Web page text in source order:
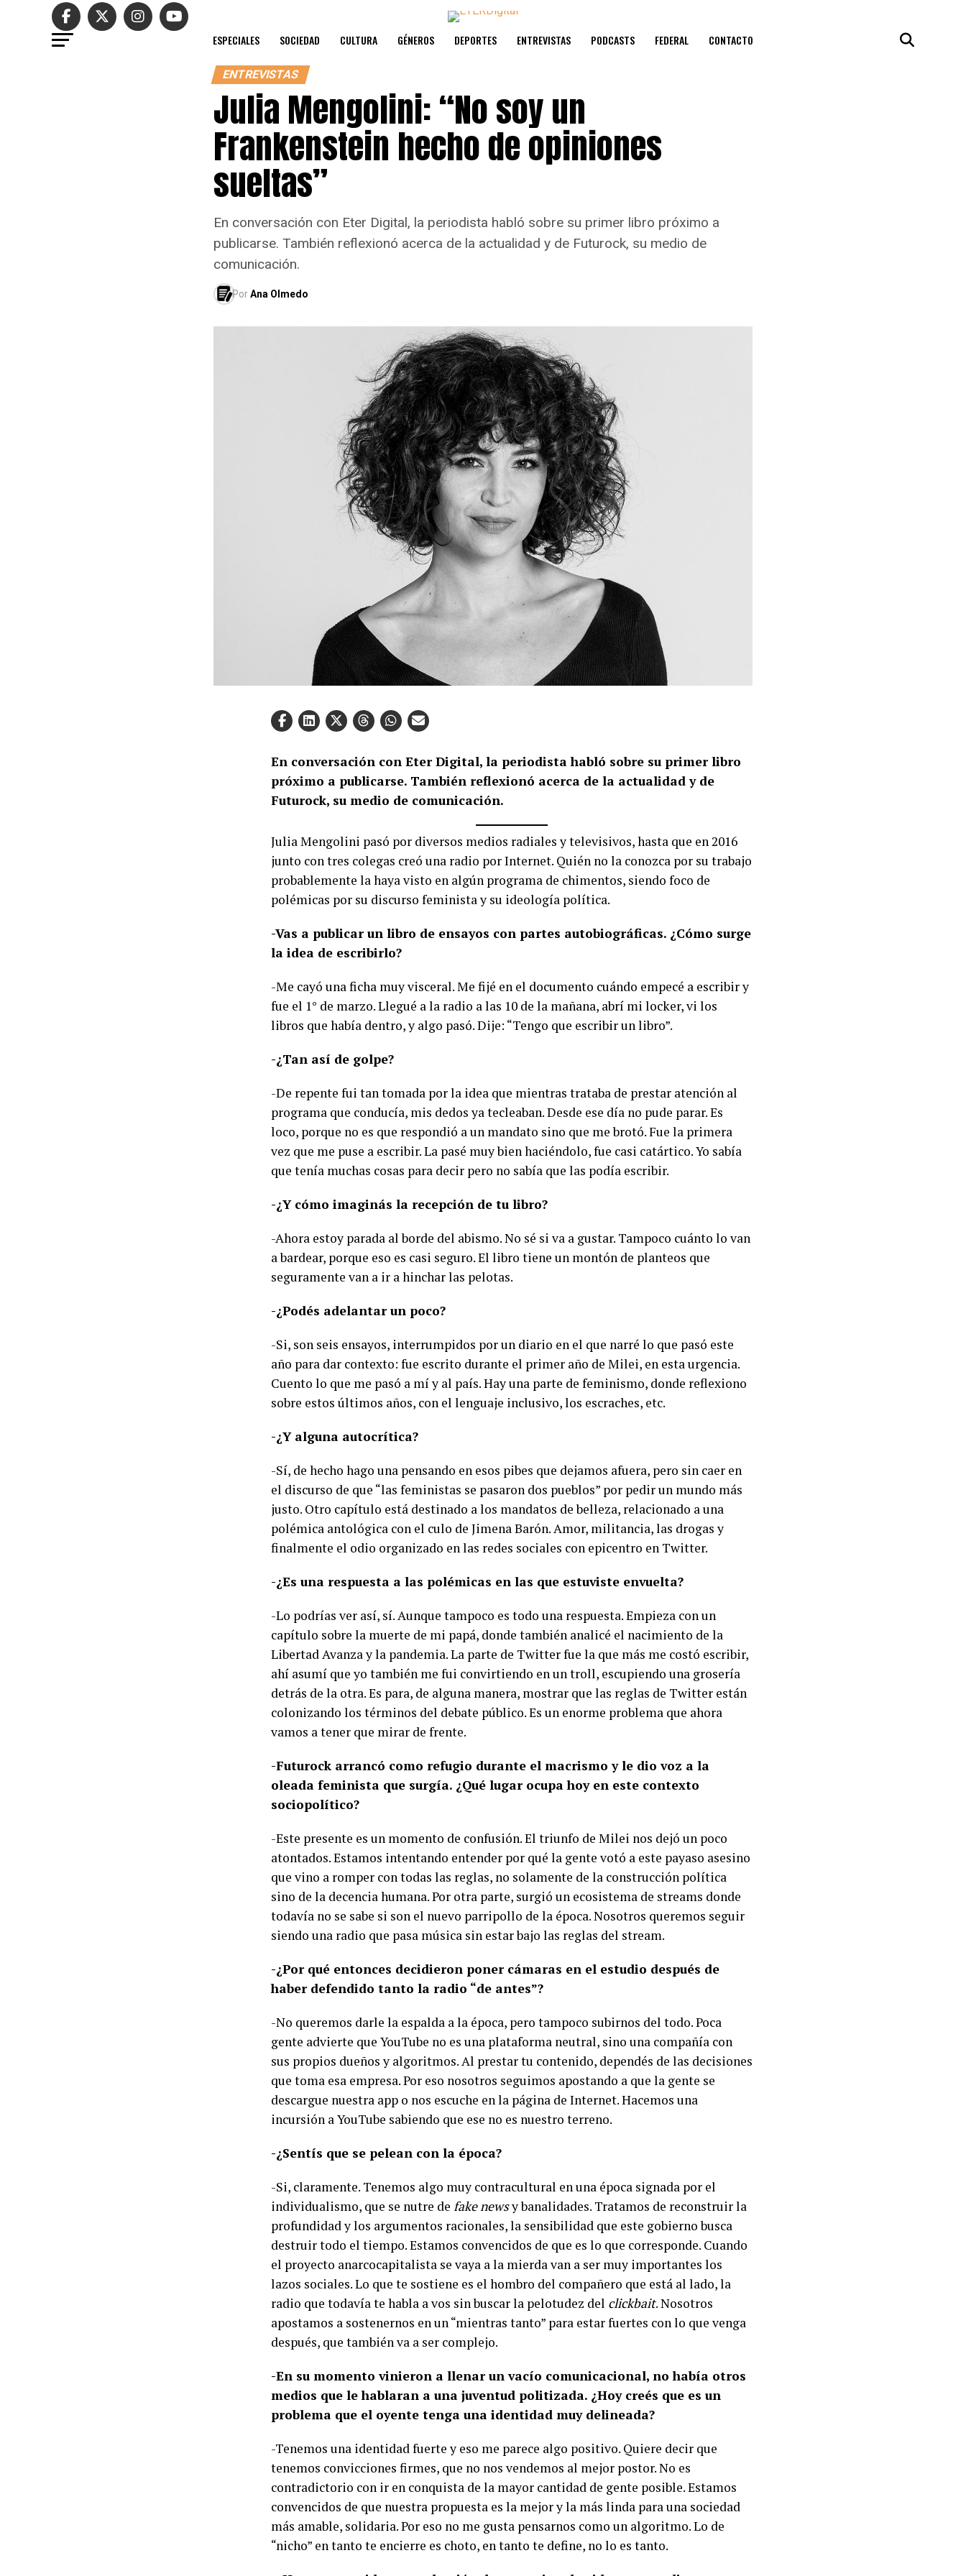
ESPECIALES SOCIEDAD CULTURA GÉNEROS DEPORTES ENTREVISTAS PODCASTS FEDERAL CONTACTO
ENTREVISTAS
Julia Mengolini: “No soy un
Frankenstein hecho de opiniones
sueltas”
En conversación con Eter Digital, la periodista habló sobre su primer libro próximo a
publicarse. También reflexionó acerca de la actualidad y de Futurock, su medio de
comunicación.
PorAna Olmedo
En conversación con Eter Digital, la periodista habló sobre su primer libro
próximo a publicarse. También reflexionó acerca de la actualidad y de
Futurock, su medio de comunicación.
Julia Mengolini pasó por diversos medios radiales y televisivos, hasta que en 2016
junto con tres colegas creó una radio por Internet. Quién no la conozca por su trabajo
probablemente la haya visto en algún programa de chimentos, siendo foco de
polémicas por su discurso feminista y su ideología política.
-Vas a publicar un libro de ensayos con partes autobiográficas. ¿Cómo surge
la idea de escribirlo?
-Me cayó una ficha muy visceral. Me fijé en el documento cuándo empecé a escribir y
fue el 1° de marzo. Llegué a la radio a las 10 de la mañana, abrí mi locker, vi los
libros que había dentro, y algo pasó. Dije: “Tengo que escribir un libro”.
-¿Tan así de golpe?
-De repente fui tan tomada por la idea que mientras trataba de prestar atención al
programa que conducía, mis dedos ya tecleaban. Desde ese día no pude parar. Es
loco, porque no es que respondió a un mandato sino que me brotó. Fue la primera
vez que me puse a escribir. La pasé muy bien haciéndolo, fue casi catártico. Yo sabía
que tenía muchas cosas para decir pero no sabía que las podía escribir.
-¿Y cómo imaginás la recepción de tu libro?
-Ahora estoy parada al borde del abismo. No sé si va a gustar. Tampoco cuánto lo van
a bardear, porque eso es casi seguro. El libro tiene un montón de planteos que
seguramente van a ir a hinchar las pelotas.
-¿Podés adelantar un poco?
-Si, son seis ensayos, interrumpidos por un diario en el que narré lo que pasó este
año para dar contexto: fue escrito durante el primer año de Milei, en esta urgencia.
Cuento lo que me pasó a mí y al país. Hay una parte de feminismo, donde reflexiono
sobre estos últimos años, con el lenguaje inclusivo, los escraches, etc.
-¿Y alguna autocrítica?
-Sí, de hecho hago una pensando en esos pibes que dejamos afuera, pero sin caer en
el discurso de que “las feministas se pasaron dos pueblos” por pedir un mundo más
justo. Otro capítulo está destinado a los mandatos de belleza, relacionado a una
polémica antológica con el culo de Jimena Barón. Amor, militancia, las drogas y
finalmente el odio organizado en las redes sociales con epicentro en Twitter.
-¿Es una respuesta a las polémicas en las que estuviste envuelta?
-Lo podrías ver así, sí. Aunque tampoco es todo una respuesta. Empieza con un
capítulo sobre la muerte de mi papá, donde también analicé el nacimiento de la
Libertad Avanza y la pandemia. La parte de Twitter fue la que más me costó escribir,
ahí asumí que yo también me fui convirtiendo en un troll, escupiendo una grosería
detrás de la otra. Es para, de alguna manera, mostrar que las reglas de Twitter están
colonizando los términos del debate público. Es un enorme problema que ahora
vamos a tener que mirar de frente.
-Futurock arrancó como refugio durante el macrismo y le dio voz a la
oleada feminista que surgía. ¿Qué lugar ocupa hoy en este contexto
sociopolítico?
-Este presente es un momento de confusión. El triunfo de Milei nos dejó un poco
atontados. Estamos intentando entender por qué la gente votó a este payaso asesino
que vino a romper con todas las reglas, no solamente de la construcción política
sino de la decencia humana. Por otra parte, surgió un ecosistema de streams donde
todavía no se sabe si son el nuevo parripollo de la época. Nosotros queremos seguir
siendo una radio que pasa música sin estar bajo las reglas del stream.
-¿Por qué entonces decidieron poner cámaras en el estudio después de
haber defendido tanto la radio “de antes”?
-No queremos darle la espalda a la época, pero tampoco subirnos del todo. Poca
gente advierte que YouTube no es una plataforma neutral, sino una compañía con
sus propios dueños y algoritmos. Al prestar tu contenido, dependés de las decisiones
que toma esa empresa. Por eso nosotros seguimos apostando a que la gente se
descargue nuestra app o nos escuche en la página de Internet. Hacemos una
incursión a YouTube sabiendo que ese no es nuestro terreno.
-¿Sentís que se pelean con la época?
-Si, claramente. Tenemos algo muy contracultural en una época signada por el
individualismo, que se nutre de fake newsy banalidades. Tratamos de reconstruir la
profundidad y los argumentos racionales, la sensibilidad que este gobierno busca
destruir todo el tiempo. Estamos convencidos de que es lo que corresponde. Cuando
el proyecto anarcocapitalista se vaya a la mierda van a ser muy importantes los
lazos sociales. Lo que te sostiene es el hombro del compañero que está al lado, la
radio que todavía te habla a vos sin buscar la pelotudez del clickbait. Nosotros
apostamos a sostenernos en un “mientras tanto” para estar fuertes con lo que venga
después, que también va a ser complejo.
-En su momento vinieron a llenar un vacío comunicacional, no había otros
medios que le hablaran a una juventud politizada. ¿Hoy creés que es un
problema que el oyente tenga una identidad muy delineada?
-Tenemos una identidad fuerte y eso me parece algo positivo. Quiere decir que
tenemos convicciones firmes, que no nos vendemos al mejor postor. No es
contradictorio con ir en conquista de la mayor cantidad de gente posible. Estamos
convencidos de que nuestra propuesta es la mejor y la más linda para una sociedad
más amable, solidaria. Por eso no me gusta pensarnos como un algoritmo. Lo de
“nicho” en tanto te encierre es choto, en tanto te define, no lo es tanto.